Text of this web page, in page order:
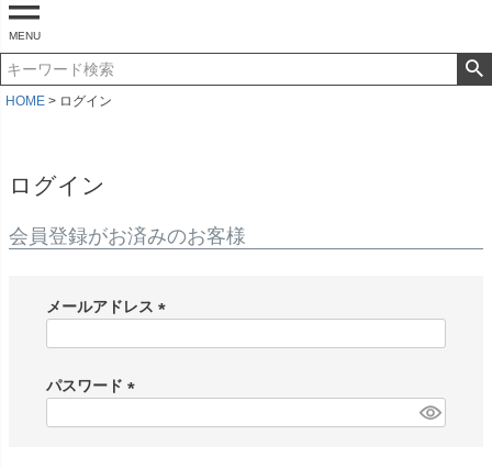
MENU
HOME ログイン
ログイン
会員登録がお済みのお客様
メールアドレス
)
パスワード